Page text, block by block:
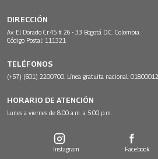
DIRECCIÓN
Av. El Dorado Cr.45 # 26 - 33 Bogotá D.C. Colombia.
Código Postal: 111321
TELÉFONOS
(+57) (601) 2200700. Línea gratuita nacional:
HORARIO DE ATENCIÓN
Lunes a viernes de 8:00 a.m. a 5:00 p.m.
Instagram Facebook